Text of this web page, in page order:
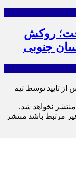
روکش
تایید توسط تیم
منتشر نخواهد شد.
مرتبط باشد منتشر